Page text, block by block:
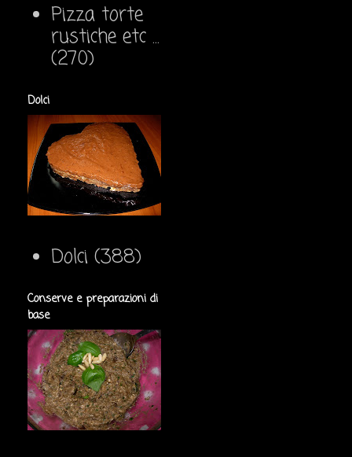
Pizza torte
rustiche etc ...
(270)
Dolci
Dolci (388)
Conserve e preparazioni di
base